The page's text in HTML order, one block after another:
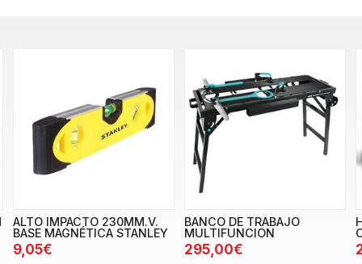
ALTO IMPACTO 230MM.V.
BASE MAGNÉTICA STANLEY
9,05€
BANCO DE TRABAJO
MULTIFUNCION
295,00€